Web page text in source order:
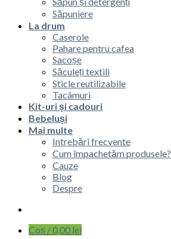
Săpuniere
La drum
Caserole
Pahare pentru cafea
Sacoșe
Săculeți textili
Sticle reutilizabile
Tacâmuri
Kit-uri și cadouri
Bebeluși
Mai multe
Intrebări frecvente
Cum împachetăm produsele?
Cauze
Blog
Despre
Coș /0,00 lei